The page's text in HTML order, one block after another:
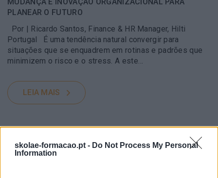
skolae-formacao.pt - Do Not Process My Personal
Information
PLANEAR O FUTURO
Por | Ricardo Santos, Finance & HR Manager, Hilti
Portugal É uma tendência natural convergir para
situações que se enquadrem em rotinas e padrões que
minimizem o risco e o stress. A este…
LEIA MAIS